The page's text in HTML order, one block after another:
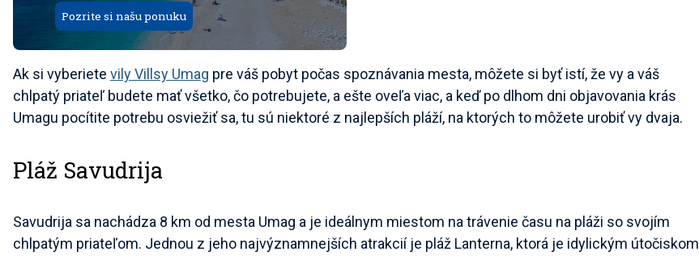
Pozrite si našu ponuku
Ak si vyberiete vily Villsy Umag pre váš pobyt počas spoznávania mesta, môžete si byť istí, že vy a váš
chlpatý priateľ budete mať všetko, čo potrebujete, a ešte oveľa viac, a keď po dlhom dni objavovania krás
Umagu pocítite potrebu osviežiť sa, tu sú niektoré z najlepších pláží, na ktorých to môžete urobiť vy dvaja.
Pláž Savudrija
Savudrija sa nachádza 8 km od mesta Umag a je ideálnym miestom na trávenie času na pláži so svojím
chlpatým priateľom. Jednou z jeho najvýznamnejších atrakcií je pláž Lanterna, ktorá je idylickým útočiskom